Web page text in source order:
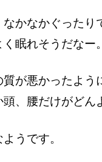
かなかぐったり
眠れそうだなー。
が悪かったよう
、腰だけがどん
うです。